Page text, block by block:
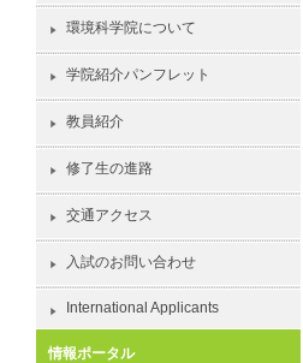
環境科学院について
学院紹介パンフレット
教員紹介
修了生の進路
交通アクセス
入試のお問い合わせ
International Applicants
情報ポータル